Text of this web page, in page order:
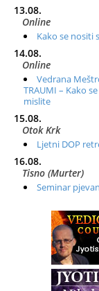
13.08.
Online
Kako se nositi
14.08.
Online
Vedrana
TRAUMI – Kako
mislite
15.08.
Otok Krk
Ljetni DOP
16.08.
Tisno (Murter)
Seminar
Radionica:
Zagreb+Online
Osnovni